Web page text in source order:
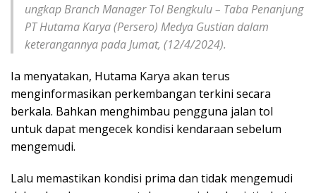
ungkap Branch Manager Tol Bengkulu – Taba Penanjung
PT Hutama Karya (Persero) Medya Gustian dalam
keterangannya pada Jumat, (12/4/2024).
Ia menyatakan, Hutama Karya akan terus
menginformasikan perkembangan terkini secara
berkala. Bahkan menghimbau pengguna jalan tol
untuk dapat mengecek kondisi kendaraan sebelum
mengemudi.
Lalu memastikan kondisi prima dan tidak mengemudi